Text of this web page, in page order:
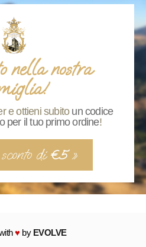
nella nostra
e ottieni subito un codice
per il tuo primo ordine!
di €5»
♥by EVOLVE